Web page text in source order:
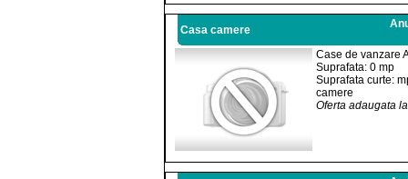
Casa camere
Case de vanzare
Suprafata: 0 mp
Suprafata curte:
camere
Oferta adaugata